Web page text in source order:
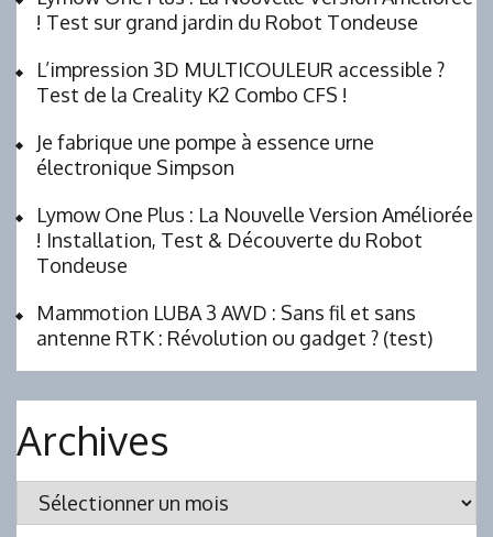
! Test sur grand jardin du Robot Tondeuse
L’impression 3D MULTICOULEUR accessible ?
Test de la Creality K2 Combo CFS !
Je fabrique une pompe à essence urne
électronique Simpson
Lymow One Plus : La Nouvelle Version Améliorée
! Installation, Test & Découverte du Robot
Tondeuse
Mammotion LUBA 3 AWD : Sans fil et sans
antenne RTK : Révolution ou gadget ? (test)
Archives
Archives